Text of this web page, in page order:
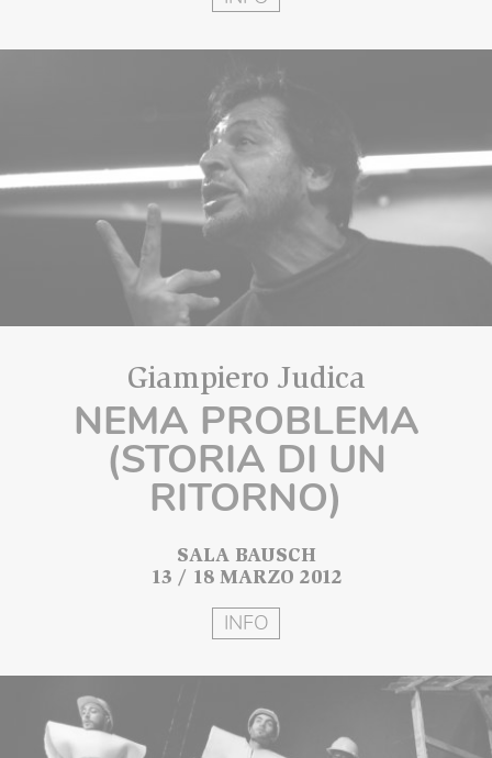
Giampiero Judica
NEMA PROBLEMA
(STORIA DI UN
RITORNO)
SALA BAUSCH
13 / 18 MARZO 2012
INFO